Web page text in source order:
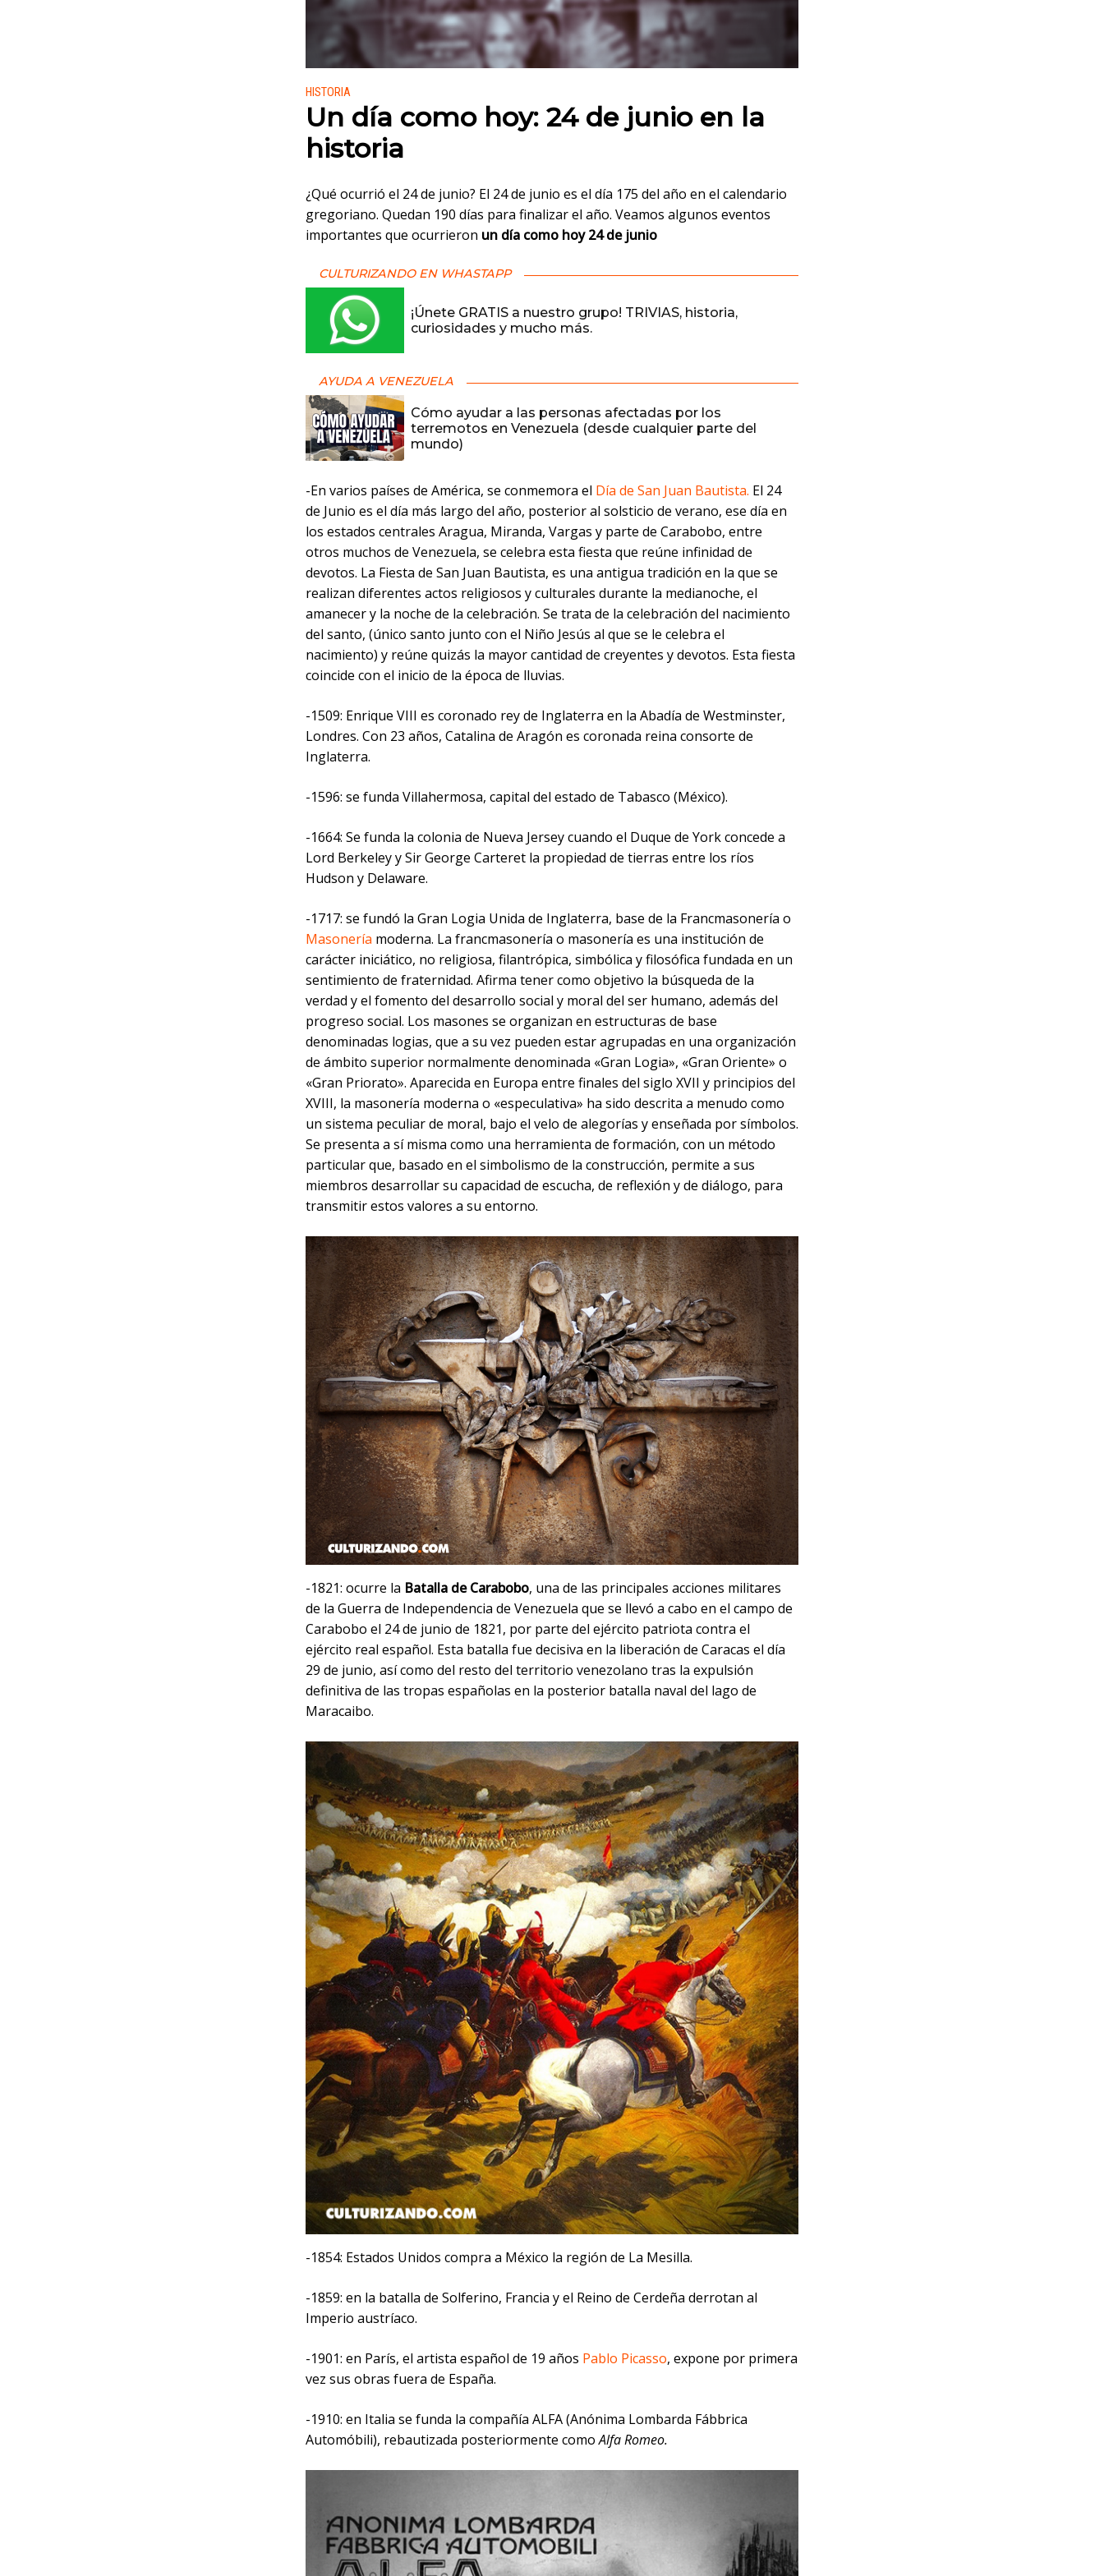
Publicado en:
HISTORIA
Un día como hoy: 24 de junio en la
historia
¿Qué ocurrió el 24 de junio? El 24 de junio es el día 175 del año en el calendario
gregoriano. Quedan 190 días para finalizar el año. Veamos algunos eventos
importantes que ocurrieron un día como hoy 24 de junio
CULTURIZANDO EN WHASTAPP
¡Únete GRATIS a nuestro grupo! TRIVIAS, historia,
curiosidades y mucho más.
AYUDA A VENEZUELA
Cómo ayudar a las personas afectadas por los
terremotos en Venezuela (desde cualquier parte del
mundo)
-En varios países de América, se conmemora el Día de San Juan Bautista. El 24
de Junio es el día más largo del año, posterior al solsticio de verano, ese día en
los estados centrales Aragua, Miranda, Vargas y parte de Carabobo, entre
otros muchos de Venezuela, se celebra esta fiesta que reúne infinidad de
devotos. La Fiesta de San Juan Bautista, es una antigua tradición en la que se
realizan diferentes actos religiosos y culturales durante la medianoche, el
amanecer y la noche de la celebración. Se trata de la celebración del nacimiento
del santo, (único santo junto con el Niño Jesús al que se le celebra el
nacimiento) y reúne quizás la mayor cantidad de creyentes y devotos. Esta fiesta
coincide con el inicio de la época de lluvias.
-1509: Enrique VIII es coronado rey de Inglaterra en la Abadía de Westminster,
Londres. Con 23 años, Catalina de Aragón es coronada reina consorte de
Inglaterra.
-1596: se funda Villahermosa, capital del estado de Tabasco (México).
-1664: Se funda la colonia de Nueva Jersey cuando el Duque de York concede a
Lord Berkeley y Sir George Carteret la propiedad de tierras entre los ríos
Hudson y Delaware.
-1717: se fundó la Gran Logia Unida de Inglaterra, base de la Francmasonería o
Masonería moderna. La francmasonería o masonería es una institución de
carácter iniciático, no religiosa, filantrópica, simbólica y filosófica fundada en un
sentimiento de fraternidad. Afirma tener como objetivo la búsqueda de la
verdad y el fomento del desarrollo social y moral del ser humano, además del
progreso social. Los masones se organizan en estructuras de base
denominadas logias, que a su vez pueden estar agrupadas en una organización
de ámbito superior normalmente denominada «Gran Logia», «Gran Oriente» o
«Gran Priorato». Aparecida en Europa entre finales del siglo XVII y principios del
XVIII, la masonería moderna o «especulativa» ha sido descrita a menudo como
un sistema peculiar de moral, bajo el velo de alegorías y enseñada por símbolos.
Se presenta a sí misma como una herramienta de formación, con un método
particular que, basado en el simbolismo de la construcción, permite a sus
miembros desarrollar su capacidad de escucha, de reflexión y de diálogo, para
transmitir estos valores a su entorno.
-1821: ocurre la Batalla de Carabobo, una de las principales acciones militares
de la Guerra de Independencia de Venezuela que se llevó a cabo en el campo de
Carabobo el 24 de junio de 1821, por parte del ejército patriota contra el
ejército real español. Esta batalla fue decisiva en la liberación de Caracas el día
29 de junio, así como del resto del territorio venezolano tras la expulsión
definitiva de las tropas españolas en la posterior batalla naval del lago de
Maracaibo.
-1854: Estados Unidos compra a México la región de La Mesilla.
-1859: en la batalla de Solferino, Francia y el Reino de Cerdeña derrotan al
Imperio austríaco.
-1901: en París, el artista español de 19 años Pablo Picasso, expone por primera
vez sus obras fuera de España.
-1910: en Italia se funda la compañía ALFA (Anónima Lombarda Fábbrica
Automóbili), rebautizada posteriormente comoAlfa Romeo.